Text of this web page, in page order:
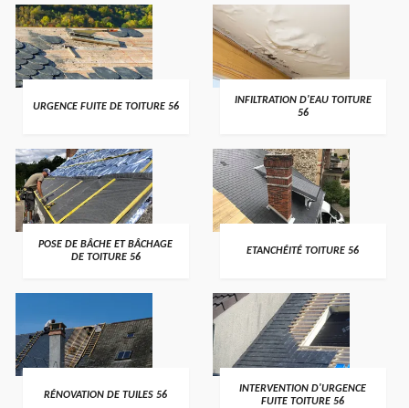
>
URGENCE FUITE DE TOITURE 56 >
INFILTRATION D'EAU TOITURE
56
>
POSE DE BÂCHE ET BÂCHAGE
DE TOITURE 56
>
ETANCHÉITÉ TOITURE 56
>
RÉNOVATION DE TUILES 56 >
INTERVENTION D'URGENCE
FUITE TOITURE 56